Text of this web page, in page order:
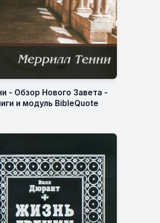
- Обзор Нового Завета -
и модуль BibleQuote